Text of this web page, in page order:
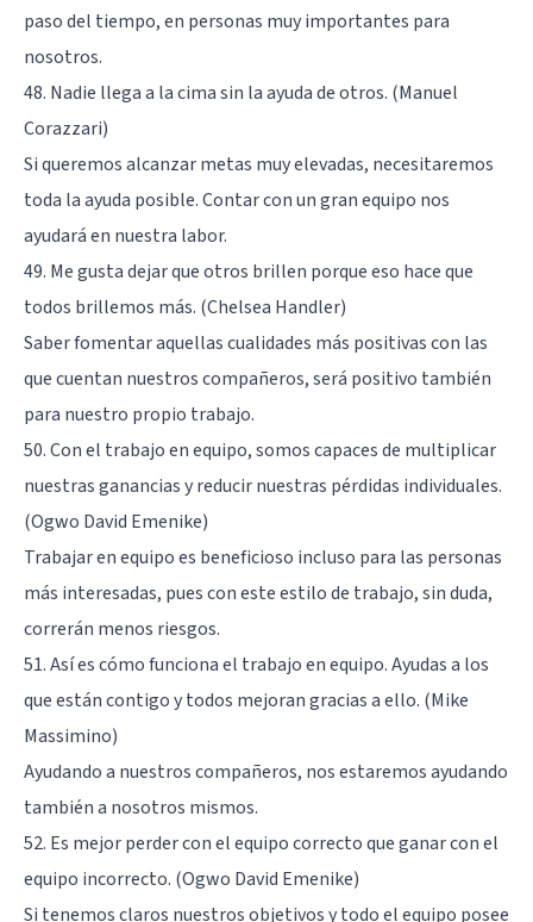
paso del tiempo, en personas muy importantes para
nosotros.
48. Nadie llega a la cima sin la ayuda de otros. (Manuel
Corazzari)
Si queremos alcanzar metas muy elevadas, necesitaremos
toda la ayuda posible. Contar con un gran equipo nos
ayudará en nuestra labor.
49. Me gusta dejar que otros brillen porque eso hace que
todos brillemos más. (Chelsea Handler)
Saber fomentar aquellas cualidades más positivas con las
que cuentan nuestros compañeros, será positivo también
para nuestro propio trabajo.
50. Con el trabajo en equipo, somos capaces de multiplicar
nuestras ganancias y reducir nuestras pérdidas individuales.
(Ogwo David Emenike)
Trabajar en equipo es beneficioso incluso para las personas
más interesadas, pues con este estilo de trabajo, sin duda,
correrán menos riesgos.
51. Así es cómo funciona el trabajo en equipo. Ayudas a los
que están contigo y todos mejoran gracias a ello. (Mike
Massimino)
Ayudando a nuestros compañeros, nos estaremos ayudando
también a nosotros mismos.
52. Es mejor perder con el equipo correcto que ganar con el
equipo incorrecto. (Ogwo David Emenike)
Si tenemos claros nuestros objetivos y todo el equipo posee